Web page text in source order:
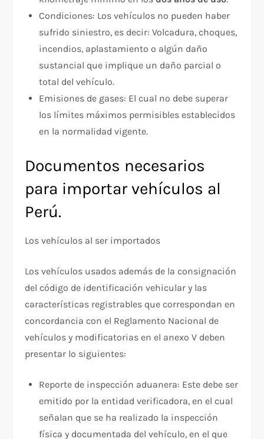
Condiciones: Los vehículos no pueden haber
sufrido siniestro, es decir: Volcadura, choques,
incendios, aplastamiento o algún daño
sustancial que implique un daño parcial o
total del vehículo.
Emisiones de gases: El cual no debe superar
los límites máximos permisibles establecidos
en la normalidad vigente.
Documentos necesarios
para importar vehículos al
Perú.
Los vehículos al ser importados
Los vehículos usados además de la consignación
del código de identificación vehicular y las
características registrables que correspondan en
concordancia con el Reglamento Nacional de
vehículos y modificatorias en el anexo V deben
presentar lo siguientes:
Reporte de inspección aduanera: Este debe ser
emitido por la entidad verificadora, en el cual
señalan que se ha realizado la inspección
física y documentada del vehículo, en el que